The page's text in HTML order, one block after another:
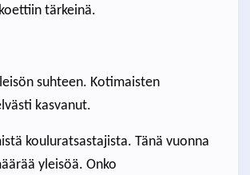
tärkeinä.
suhteen. Kotimaisten
kasvanut.
kouluratsastajista. Tänä vuonna
yleisöä. Onko